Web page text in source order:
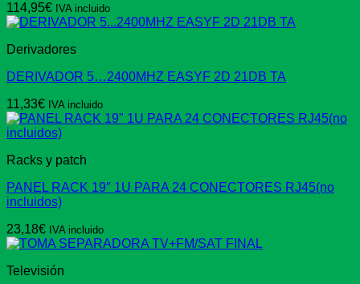
114,95€ IVA incluido
Derivadores
DERIVADOR 5…2400MHZ EASYF 2D 21DB TA
11,33€ IVA incluido
Racks y patch
PANEL RACK 19″ 1U PARA 24 CONECTORES RJ45(no
incluidos)
23,18€ IVA incluido
Televisión